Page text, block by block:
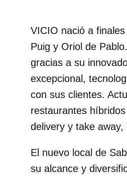
VICIO nació a
Puig y Oriol de
gracias a su
excepcional,
con sus clientes.
restaurantes
delivery y take
El nuevo local de
su alcance y